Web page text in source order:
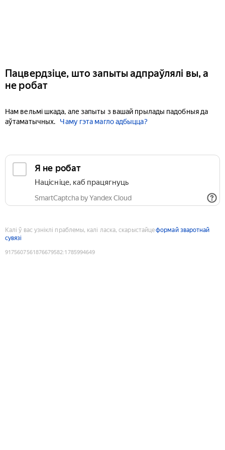
Пацвердзіце, што запыты адпраўлялі вы, а
не робат
Нам вельмі шкада, але запыты з вашай прылады падобныя да
аўтаматычных.
Чаму гэта магло адбыцца?
Я не робат
Націсніце, каб працягнуць
SmartCaptcha by Yandex Cloud
Калі ў вас узніклі праблемы, калі ласка, скарыстайцеформай зваротнай
сувязі
9175607561876679582:1785994649